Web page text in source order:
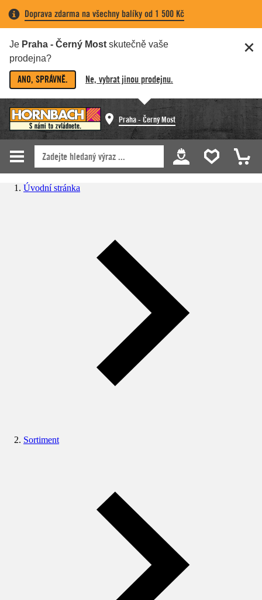
Doprava zdarma na všechny balíky od 1 500 Kč
Je Praha - Černý Most skutečně vaše
prodejna?
ANO, SPRÁVNĚ. Ne, vybrat jinou prodejnu.
Praha - Černý Most
Úvodní stránka
Sortiment